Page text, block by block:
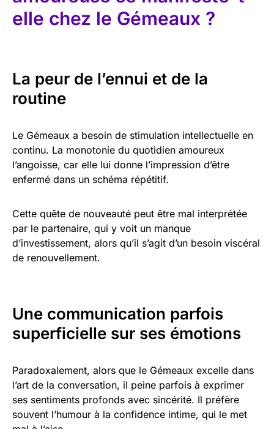
elle chez le Gémeaux ?
La peur de l’ennui et de la
routine
Le Gémeaux a besoin de stimulation intellectuelle en
continu. La monotonie du quotidien amoureux
l’angoisse, car elle lui donne l’impression d’être
enfermé dans un schéma répétitif.
Cette quête de nouveauté peut être mal interprétée
par le partenaire, qui y voit un manque
d’investissement, alors qu’il s’agit d’un besoin viscéral
de renouvellement.
Une communication parfois
superficielle sur ses émotions
Paradoxalement, alors que le Gémeaux excelle dans
l’art de la conversation, il peine parfois à exprimer
ses sentiments profonds avec sincérité. Il préfère
souvent l’humour à la confidence intime, qui le met